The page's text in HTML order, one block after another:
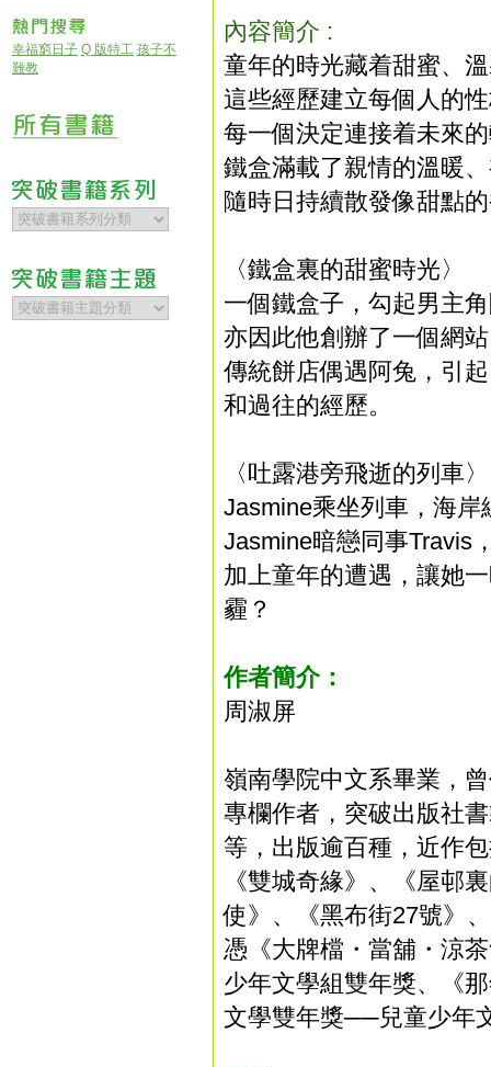
幸福窮日子 Q 版特工 孩子不
難教
內容簡介 :
童年的時光藏着甜蜜、
這些經歷建立每個人的
每一個決定連接着未來
鐵盒滿載了親情的溫暖
隨時日持續散發像甜點
〈鐵盒裏的甜蜜時光〉
一個鐵盒子，勾起男主
亦因此他創辦了一個網
傳統餅店偶遇阿兔，引
和過往的經歷。
〈吐露港旁飛逝的列車〉
Jasmine乘坐列車，海
Jasmine暗戀同事Travis
加上童年的遭遇，讓她
霾？
作者簡介：
周淑屏
嶺南學院中文系畢業，
專欄作者，突破出版社
等，出版逾百種，近作
《雙城奇緣》、《屋邨
使》、《黑布街27號》
憑《大牌檔・當舖・涼
少年文學組雙年獎、《
文學雙年獎──兒童少年